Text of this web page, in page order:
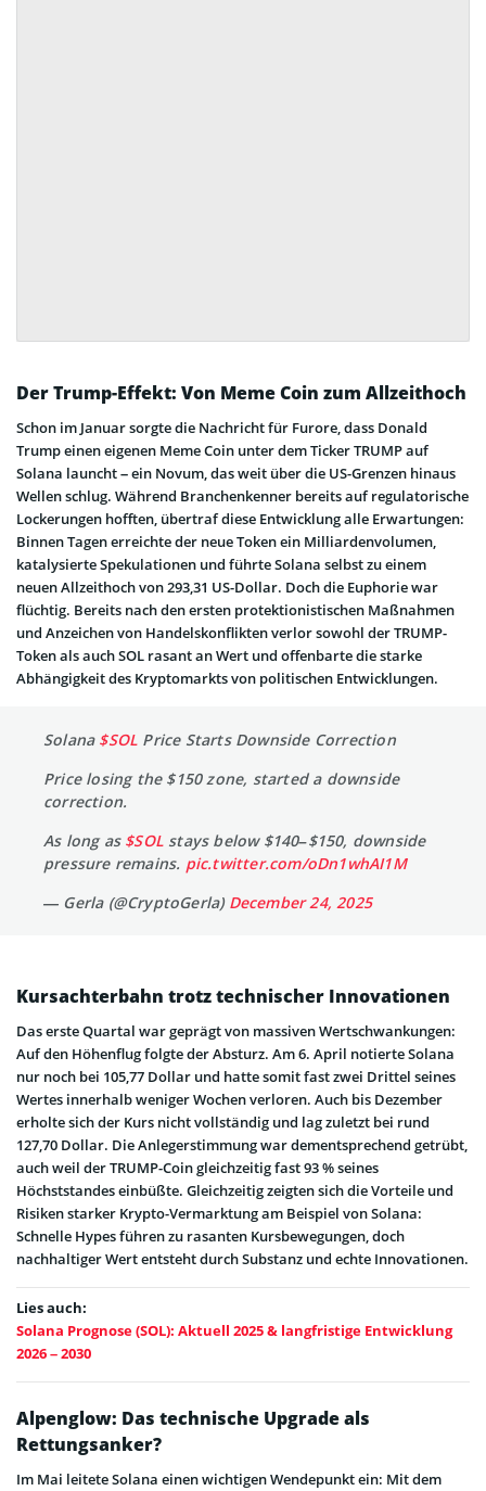
Der Trump-Effekt: Von Meme Coin zum Allzeithoch
Schon im Januar sorgte die Nachricht für Furore, dass Donald
Trump einen eigenen Meme Coin unter dem Ticker TRUMP auf
Solana launcht – ein Novum, das weit über die US-Grenzen hinaus
Wellen schlug. Während Branchenkenner bereits auf regulatorische
Lockerungen hofften, übertraf diese Entwicklung alle Erwartungen:
Binnen Tagen erreichte der neue Token ein Milliardenvolumen,
katalysierte Spekulationen und führte Solana selbst zu einem
neuen Allzeithoch von 293,31 US-Dollar. Doch die Euphorie war
flüchtig. Bereits nach den ersten protektionistischen Maßnahmen
und Anzeichen von Handelskonflikten verlor sowohl der TRUMP-
Token als auch SOL rasant an Wert und offenbarte die starke
Abhängigkeit des Kryptomarkts von politischen Entwicklungen.
Solana $SOL Price Starts Downside Correction
Price losing the $150 zone, started a downside
correction.
As long as $SOL stays below $140–$150, downside
pressure remains. pic.twitter.com/oDn1whAI1M
— Gerla (@CryptoGerla) December 24, 2025
Kursachterbahn trotz technischer Innovationen
Das erste Quartal war geprägt von massiven Wertschwankungen:
Auf den Höhenflug folgte der Absturz. Am 6. April notierte Solana
nur noch bei 105,77 Dollar und hatte somit fast zwei Drittel seines
Wertes innerhalb weniger Wochen verloren. Auch bis Dezember
erholte sich der Kurs nicht vollständig und lag zuletzt bei rund
127,70 Dollar. Die Anlegerstimmung war dementsprechend getrübt,
auch weil der TRUMP-Coin gleichzeitig fast 93 % seines
Höchststandes einbüßte. Gleichzeitig zeigten sich die Vorteile und
Risiken starker Krypto-Vermarktung am Beispiel von Solana:
Schnelle Hypes führen zu rasanten Kursbewegungen, doch
nachhaltiger Wert entsteht durch Substanz und echte Innovationen.
Lies auch:
Solana Prognose (SOL): Aktuell 2025 & langfristige Entwicklung
2026 – 2030
Alpenglow: Das technische Upgrade als
Rettungsanker?
Im Mai leitete Solana einen wichtigen Wendepunkt ein: Mit dem